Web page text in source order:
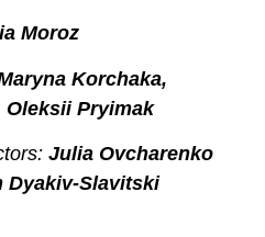
Moroz
Korchaka,
Oleksii Pryimak
Julia Ovcharenko
Dyakiv-Slavitski